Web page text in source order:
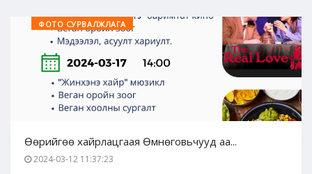
ФОТО СУРВАЛЖЛАГА
Өөрийгөө хайрлацгаая Өмнөговьчууд аа...
2024-03-12 11:37:23